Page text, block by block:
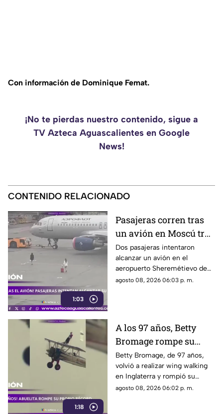
Con información de Dominique Femat.
¡No te pierdas nuestro contenido, sigue a
TV Azteca Aguascalientes en Google
News!
CONTENIDO RELACIONADO
1:03
Pasajeras corren tras
un avión en Moscú tras
llegar tarde a su vuelo
Dos pasajeras intentaron
alcanzar un avión en el
aeropuerto Sheremétievo de
Moscú tras llegar tarde a su
agosto 08, 2026 06:03 p. m.
1:18
A los 97 años, Betty
Bromage rompe su
propio récord Guinness
en las alturas
Betty Bromage, de 97 años,
volvió a realizar wing walking
en Inglaterra y rompió su
propio récord Guinness tras
agosto 08, 2026 06:02 p. m.